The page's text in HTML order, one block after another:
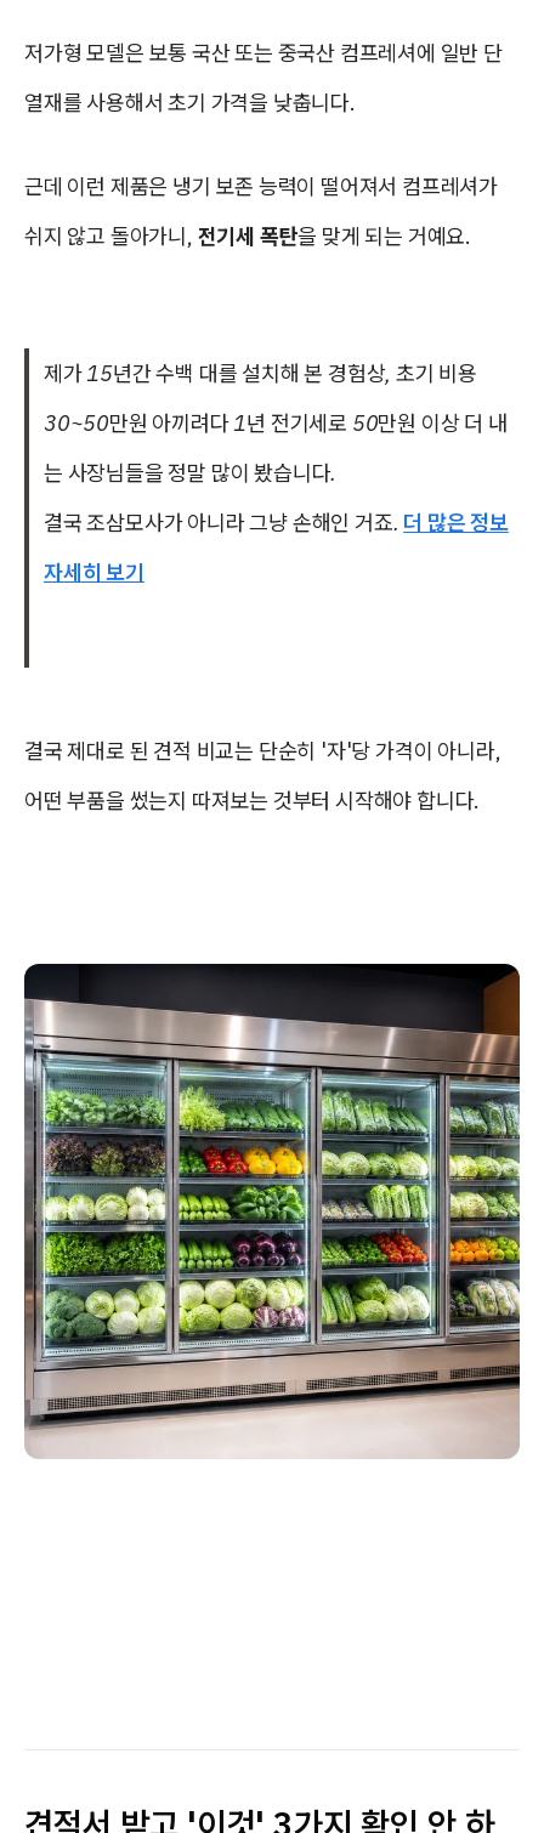
저가형 모델은 보통 국산 또는 중국산 컴프레셔에 일반 단
열재를 사용해서 초기 가격을 낮춥니다.
근데 이런 제품은 냉기 보존 능력이 떨어져서 컴프레셔가
쉬지 않고 돌아가니, 전기세 폭탄을 맞게 되는 거예요.
제가 15년간 수백 대를 설치해 본 경험상, 초기 비용
30~50만원 아끼려다 1년 전기세로 50만원 이상 더 내
는 사장님들을 정말 많이 봤습니다.
결국 조삼모사가 아니라 그냥 손해인 거죠. 더 많은 정보
자세히 보기
결국 제대로 된 견적 비교는 단순히 '자'당 가격이 아니라,
어떤 부품을 썼는지 따져보는 것부터 시작해야 합니다.
견적서 받고 '이것' 3가지 확인 안 하